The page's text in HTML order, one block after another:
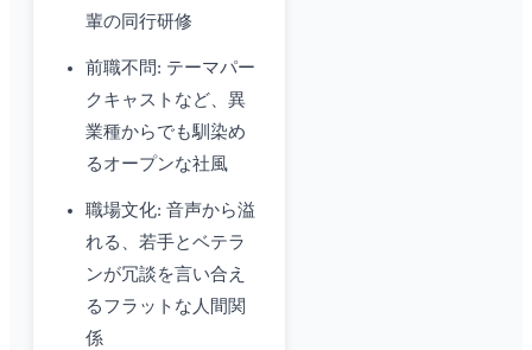
輩の同行研修
前職不問: テーマパー
クキャストなど、異
業種からでも馴染め
るオープンな社風
職場文化: 音声から溢
れる、若手とベテラ
ンが冗談を言い合え
るフラットな人間関
係